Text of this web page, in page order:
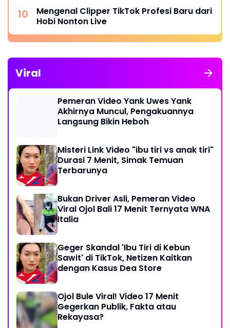
Mengenal Clipper TikTok Profesi Baru dari
Hobi Nonton Live
Viral
Pemeran Video Yank Uwes Yank
Akhirnya Muncul, Pengakuannya
Langsung Bikin Heboh
Misteri Link Video "ibu tiri vs anak tiri"
Durasi 7 Menit, Simak Temuan
Terbarunya
Bukan Driver Asli, Pemeran Video
Viral Ojol Bali 17 Menit Ternyata WNA
Italia
Geger Skandal 'Ibu Tiri di Kebun
Sawit' di TikTok, Netizen Kaitkan
dengan Kasus Dea Store
Ojol Bule Viral! Video 17 Menit
Gegerkan Publik, Fakta atau
Rekayasa?